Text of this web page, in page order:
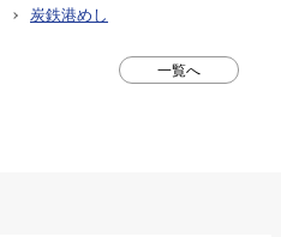
炭鉄港めし
一覧へ